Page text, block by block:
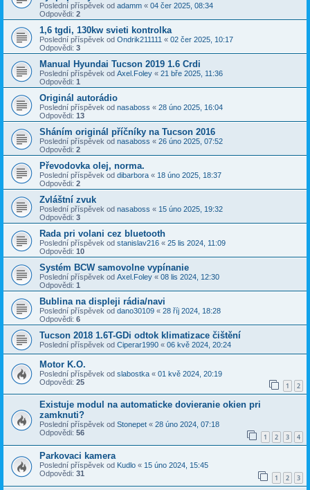
Poslední příspěvek od adamm « 04 čer 2025, 08:34
Odpovědi: 2
1,6 tgdi, 130kw svieti kontrolka
Poslední příspěvek od Ondrik211111 « 02 čer 2025, 10:17
Odpovědi: 3
Manual Hyundai Tucson 2019 1.6 Crdi
Poslední příspěvek od Axel.Foley « 21 bře 2025, 11:36
Odpovědi: 1
Originál autorádio
Poslední příspěvek od nasaboss « 28 úno 2025, 16:04
Odpovědi: 13
Sháním originál příčníky na Tucson 2016
Poslední příspěvek od nasaboss « 26 úno 2025, 07:52
Odpovědi: 2
Převodovka olej, norma.
Poslední příspěvek od dibarbora « 18 úno 2025, 18:37
Odpovědi: 2
Zvláštní zvuk
Poslední příspěvek od nasaboss « 15 úno 2025, 19:32
Odpovědi: 3
Rada pri volani cez bluetooth
Poslední příspěvek od stanislav216 « 25 lis 2024, 11:09
Odpovědi: 10
Systém BCW samovolne vypínanie
Poslední příspěvek od Axel.Foley « 08 lis 2024, 12:30
Odpovědi: 1
Bublina na displeji rádia/navi
Poslední příspěvek od dano30109 « 28 říj 2024, 18:28
Odpovědi: 6
Tucson 2018 1.6T-GDi odtok klimatizace čištění
Poslední příspěvek od Ciperar1990 « 06 kvě 2024, 20:24
Motor K.O.
Poslední příspěvek od slabostka « 01 kvě 2024, 20:19
Odpovědi: 25 1 2
Existuje modul na automaticke dovieranie okien pri
zamknuti?
Poslední příspěvek od Stonepet « 28 úno 2024, 07:18
Odpovědi: 56 1 2 3 4
Parkovaci kamera
Poslední příspěvek od Kudlo « 15 úno 2024, 15:45
Odpovědi: 31 1 2 3